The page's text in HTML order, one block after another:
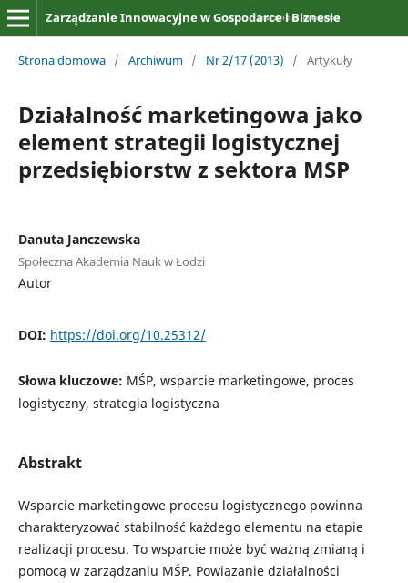
Zarządzanie Innowacyjne w Gospodarce i Biznesie
Strona domowa / Archiwum / Nr 2/17 (2013) / Artykuły
Działalność marketingowa jako
element strategii logistycznej
przedsiębiorstw z sektora MSP
Danuta Janczewska
Społeczna Akademia Nauk w Łodzi
Autor
DOI: https://doi.org/10.25312/
Słowa kluczowe: MŚP, wsparcie marketingowe, proces
logistyczny, strategia logistyczna
Abstrakt
Wsparcie marketingowe procesu logistycznego powinna
charakteryzować stabilność każdego elementu na etapie
realizacji procesu. To wsparcie może być ważną zmianą i
pomocą w zarządzaniu MŚP. Powiązanie działalności